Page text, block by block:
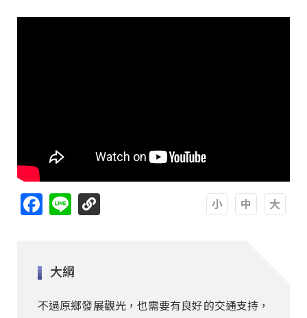
Facebook
Line
大綱
不過原鄉發展觀光，也需要有良好的交通支持，